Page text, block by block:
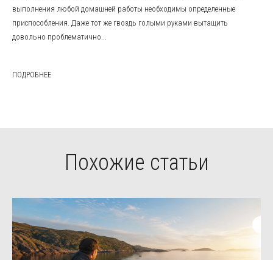
выполнения любой домашней работы необходимы определенные
приспособления. Даже тот же гвоздь голыми руками вытащить
довольно проблематично...
ПОДРОБНЕЕ
Похожие статьи